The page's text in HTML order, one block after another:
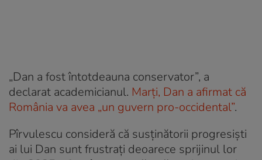
„Dan a fost întotdeauna conservator”, a
declarat academicianul. Marți, Dan a afirmat că
România va avea „un guvern pro-occidental”.
Pîrvulescu consideră că susținătorii progresiști
ai lui Dan sunt frustrați deoarece sprijinul lor